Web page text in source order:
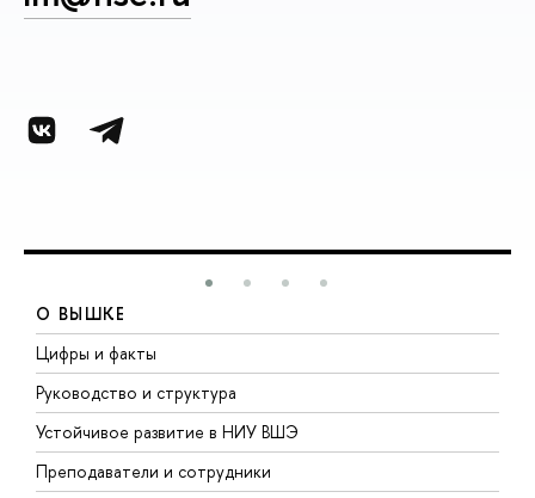
О ВЫШКЕ
Цифры и факты
Руководство и структура
Устойчивое развитие в НИУ ВШЭ
Преподаватели и сотрудники